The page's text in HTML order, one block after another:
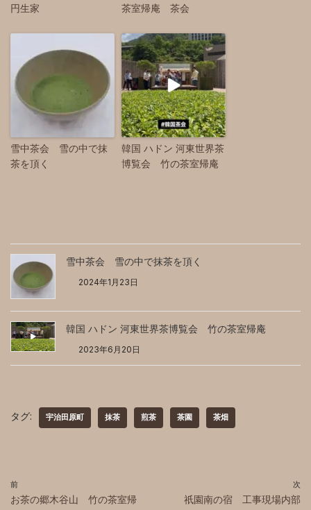
円生家
茶室帰庵 茶会
雪中茶会 雪の中で抹
茶を頂く
韓国 ハドン 河東世界茶
博覧会 竹の茶室帰庵
雪中茶会 雪の中で抹茶を頂く
2024年1月23日
韓国 ハドン 河東世界茶博覧会 竹の茶室帰庵
2023年6月20日
タグ: 宇治田原町 抹茶 煎茶 茶園 茶畑
前
お茶の郷木谷山 竹の茶室帰
次
祇園南の宿 工事現場内部